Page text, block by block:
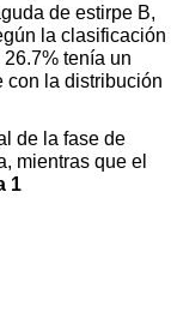
de estirpe B,
la clasificación
tenía un
con la distribución
de la fase de
mientras que el
1